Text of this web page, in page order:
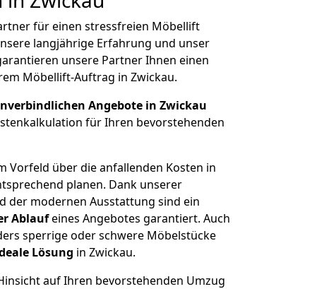
für einen stressfreien Möbellift
langjährige Erfahrung und unser
unsere Partner Ihnen einen
Möbellift-Auftrag in Zwickau.
Angebote in Zwickau
für Ihren bevorstehenden
Vorfeld über die anfallenden Kosten in
planen. Dank unserer
der modernen Ausstattung sind ein
Ablaufeines Angebotes garantiert. Auch
sperrige oder schwere Möbelstücke
Lösung in Zwickau.
auf Ihren bevorstehenden Umzug